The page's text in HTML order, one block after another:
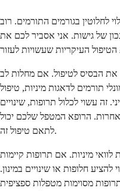
לחלוטין בגורמים התורמים. רוב
של גישות. אני אסביר לכם את
את הבסיס לטיפול. אם מחלות לב
תורמים לדאגות מיניות, טיפול
זה עשוי לכלול תרופות, שינויים
אחרות. הרופא המטפל שלכם יכול
לתאם טיפול זה.
לוואי מיניות. אם תרופות קיימות
חלופות או שינויים במינון.
מסוימות מטפלות ספציפית